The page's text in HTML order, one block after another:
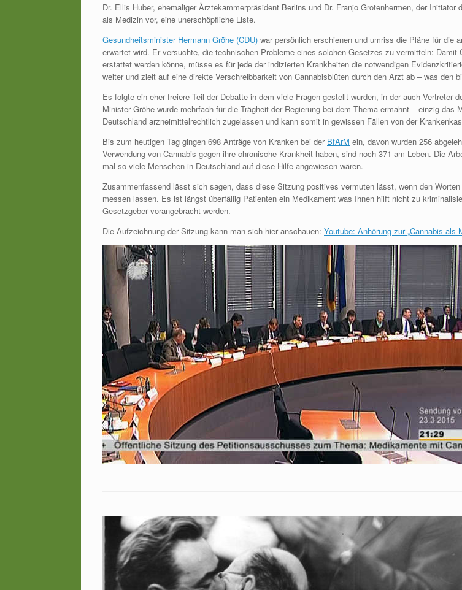
Dr. Ellis Huber, ehemaliger Ärztekammerpräsident Berlins und Dr. Franjo Grotenhermen, der
als Medizin vor, eine unerschöpfliche Liste.
Gesundheitsminister Hermann Gröhe (CDU) war persönlich erschienen und umriss die Pläne für die
erwartet wird. Er versuchte, die technischen Probleme eines solchen Gesetzes zu vermitteln:
erstattet werden könne, müsse es für jede der indizierten Krankheiten die notwendigen
weiter und zielt auf eine direkte Verschreibbarkeit von Cannabisblüten durch den Arzt ab – was den
Es folgte ein eher freiere Teil der Debatte in dem viele Fragen gestellt wurden, in der auch Vertreter
Minister Gröhe wurde mehrfach für die Trägheit der Regierung bei dem Thema ermahnt – einzig
Deutschland arzneimittelrechtlich zugelassen und kann somit in gewissen Fällen von der
Bis zum heutigen Tag gingen 698 Anträge von Kranken bei der BfArM ein, davon wurden 256
Verwendung von Cannabis gegen ihre chronische Krankheit haben, sind noch 371 am Leben. Die
mal so viele Menschen in Deutschland auf diese Hilfe angewiesen wären.
Zusammenfassend lässt sich sagen, dass diese Sitzung positives vermuten lässt, wenn den
messen lassen. Es ist längst überfällig Patienten ein Medikament was Ihnen hilft nicht zu
Gesetzgeber vorangebracht werden.
Die Aufzeichnung der Sitzung kann man sich hier anschauen: Youtube: Anhörung zur „Cannabis als